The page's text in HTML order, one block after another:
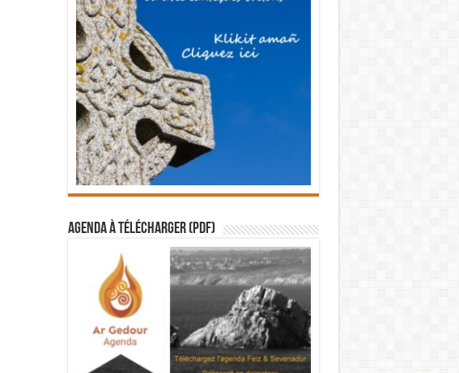
Agenda à télécharger (PDF)